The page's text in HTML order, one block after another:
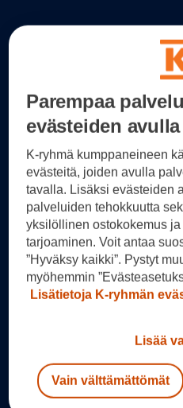
Parempaa
evästeiden avulla
K-ryhmä kumppaneineen
evästeitä, joiden avulla
tavalla. Lisäksi evästeiden
palveluiden tehokkuutta
yksilöllinen ostokokemus
tarjoaminen. Voit antaa
”Hyväksy kaikki”. Pystyt
myöhemmin
Lisätietoja K-ryhmän
Lisää
Vain välttämättömät